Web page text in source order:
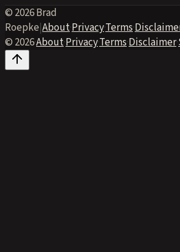
© 2026 Brad
Roepke|About·Privacy·Terms·
© 2026·About·Privacy·Terms·Disclaimer·